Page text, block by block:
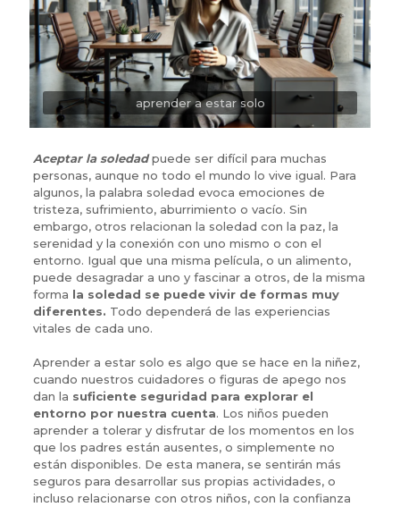
aprender a estar solo
Aceptar la soledadpuede ser difícil para muchas
personas, aunque no todo el mundo lo vive igual. Para
algunos, la palabra soledad evoca emociones de
tristeza, sufrimiento, aburrimiento o vacío. Sin
embargo, otros relacionan la soledad con la paz, la
serenidad y la conexión con uno mismo o con el
entorno. Igual que una misma película, o un alimento,
puede desagradar a uno y fascinar a otros, de la misma
forma la soledad se puede vivir de formas muy
diferentes. Todo dependerá de las experiencias
vitales de cada uno.
Aprender a estar solo es algo que se hace en la niñez,
cuando nuestros cuidadores o figuras de apego nos
dan la suficiente seguridad para explorar el
entorno por nuestra cuenta. Los niños pueden
aprender a tolerar y disfrutar de los momentos en los
que los padres están ausentes, o simplemente no
están disponibles. De esta manera, se sentirán más
seguros para desarrollar sus propias actividades, o
incluso relacionarse con otros niños, con la confianza